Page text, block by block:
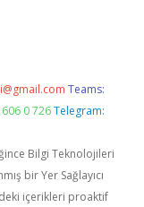
Teams:
0 726 Telegram:
Bilgi Teknolojileri
bir Yer Sağlayıcı
içerikleri proaktif